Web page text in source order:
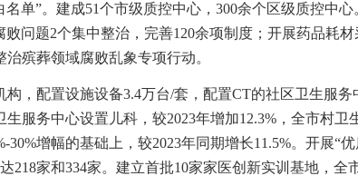
单”。建成51个市级质控中心，300余个区级质控中心
败问题2个集中整治 ，完善120余项制度；开展药品耗
殡葬领域腐败乱象专项行动。
构，配置设施设备3.4万台/套，配置CT的社区卫生服务
服务中心设置儿科，较2023年增加12.3% ， 全市村卫
增幅的基础上，较2023年同期增长11.5%。 开展“
218家和334家。建立首批10家家医创新实训基地，全